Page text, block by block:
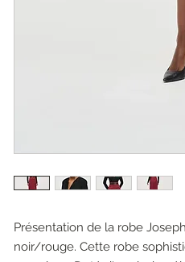
Présentation de la robe
noir/rouge. Cette robe